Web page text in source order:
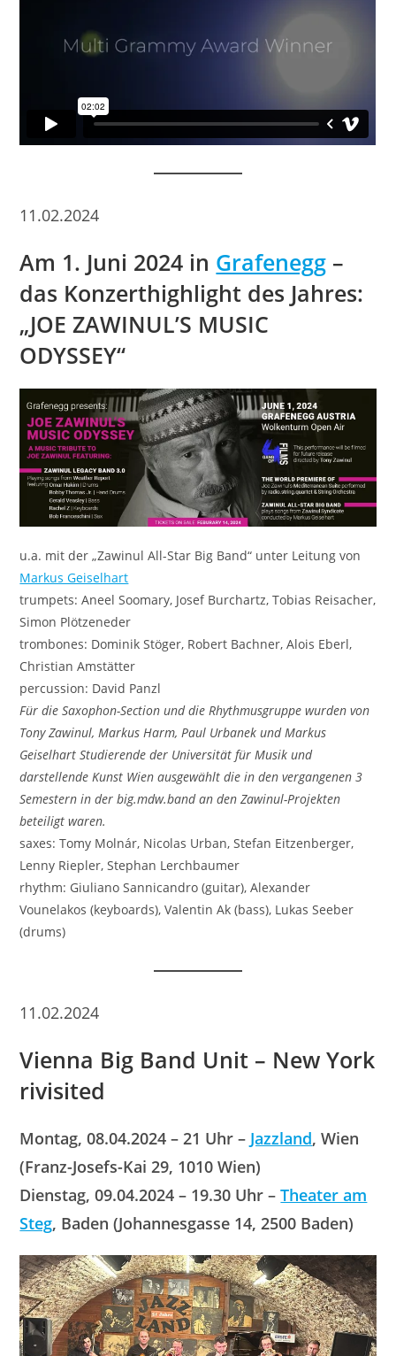
11.02.2024
Am 1. Juni 2024 in Grafenegg –
das Konzerthighlight des Jahres:
„JOE ZAWINUL’S MUSIC
ODYSSEY“
u.a. mit der „Zawinul All-Star Big Band“ unter Leitung von
Markus Geiselhart
trumpets: Aneel Soomary, Josef Burchartz, Tobias Reisacher,
Simon Plötzeneder
trombones: Dominik Stöger, Robert Bachner, Alois Eberl,
Christian Amstätter
percussion: David Panzl
Für die Saxophon-Section und die Rhythmusgruppe wurden von
Tony Zawinul, Markus Harm, Paul Urbanek und Markus
Geiselhart Studierendeder Universität für Musik und
darstellende Kunst Wien ausgewählt die in den vergangenen 3
Semestern in der big.mdw.band an den Zawinul-Projekten
beteiligt waren.
saxes: Tomy Molnár, Nicolas Urban, Stefan Eitzenberger,
Lenny Riepler, Stephan Lerchbaumer
rhythm: Giuliano Sannicandro (guitar), Alexander
Vounelakos (keyboards), Valentin Ak (bass), Lukas Seeber
(drums)
11.02.2024
Vienna Big Band Unit – New York
rivisited
Montag, 08.04.2024 – 21 Uhr – Jazzland, Wien
(Franz-Josefs-Kai 29, 1010 Wien)
Dienstag, 09.04.2024 – 19.30 Uhr –Theater am
Steg, Baden (Johannesgasse 14, 2500 Baden)